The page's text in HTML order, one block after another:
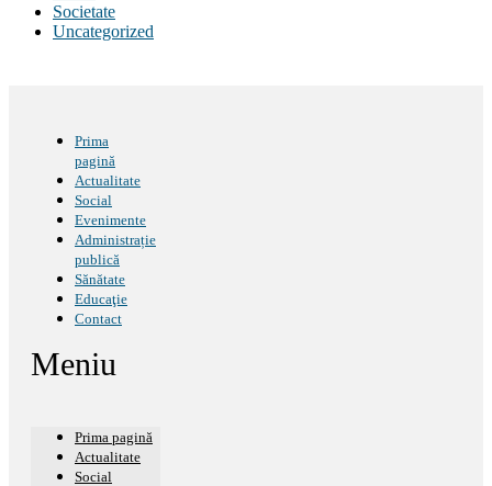
Societate
Uncategorized
Prima
pagină
Actualitate
Social
Evenimente
Administrație
publică
Sănătate
Educaţie
Contact
Meniu
Prima pagină
Actualitate
Social